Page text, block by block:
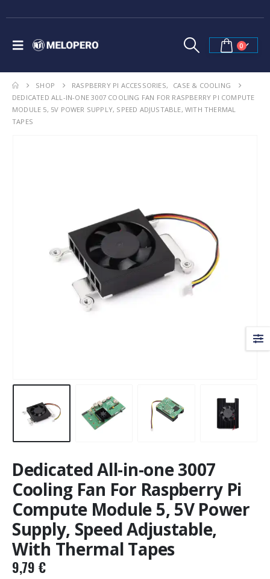
0
SHOP RASPBERRY PI ACCESSORIES,
CASE & COOLING
DEDICATED ALL-IN-ONE 3007 COOLING FAN FOR RASPBERRY PI COMPUTE
MODULE 5, 5V POWER SUPPLY, SPEED ADJUSTABLE, WITH THERMAL
TAPES
Dedicated All-in-one 3007
Cooling Fan For Raspberry Pi
Compute Module 5, 5V Power
Supply, Speed Adjustable,
With Thermal Tapes
9,79 €